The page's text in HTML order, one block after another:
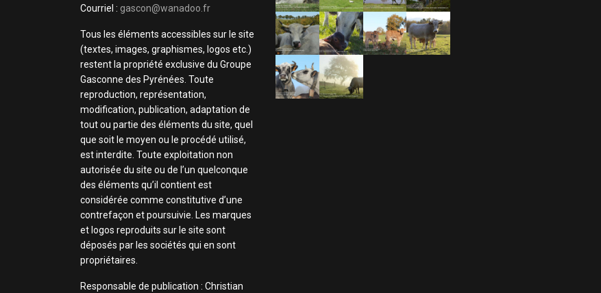
Courriel : gascon@wanadoo.fr
Tous les éléments accessibles sur le site
(textes, images, graphismes, logos etc.)
restent la propriété exclusive du Groupe
Gasconne des Pyrénées. Toute
reproduction, représentation,
modification, publication, adaptation de
tout ou partie des éléments du site, quel
que soit le moyen ou le procédé utilisé,
est interdite. Toute exploitation non
autorisée du site ou de l’un quelconque
des éléments qu’il contient est
considérée comme constitutive d’une
contrefaçon et poursuivie. Les marques
et logos reproduits sur le site sont
déposés par les sociétés qui en sont
propriétaires.
Responsable de publication : Christian